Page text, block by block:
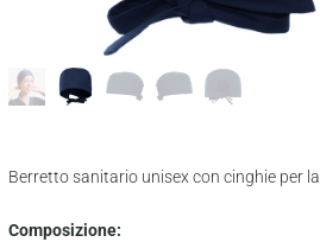
Berretto sanitario unisex con cinghie per
Composizione: